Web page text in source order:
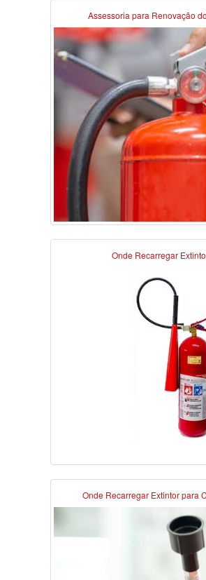
Assessoria para Renovação
Onde Recarregar
Onde Recarregar Extintor para